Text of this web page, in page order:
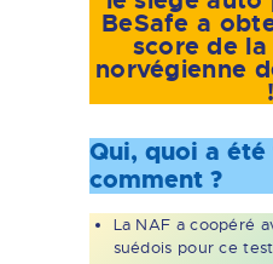
BeSafe a
score de
norvégienne
!
Qui, quoi a
comment ?
La NAF a coopéré
suédois pour ce